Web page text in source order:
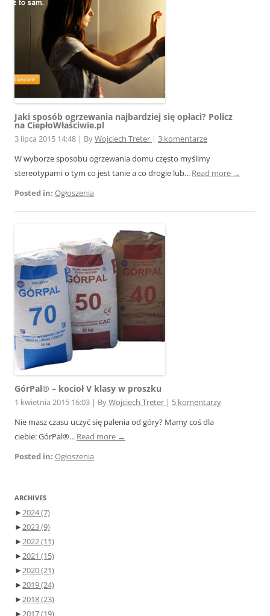
Jaki sposób ogrzewania najbardziej się opłaci? Policz
na CiepłoWłaściwie.pl
3 lipca 2015 14:48 | ByWojciech Treter | 3 komentarze
W wyborze sposobu ogrzewania domu często myślimy
stereotypami o tym co jest tanie a co drogie lub... Read more →
Posted in: Ogłoszenia
GórPal® – kocioł V klasy w proszku
1 kwietnia 2015 16:03 | ByWojciech Treter | 5 komentarzy
Nie masz czasu uczyć się palenia od góry? Mamy coś dla
ciebie: GórPal®... Read more →
Posted in: Ogłoszenia
ARCHIVES
►2024(7)
►2023(9)
►2022(11)
►2021 (15)
►2020(21)
►2019(24)
►2018(23)
► 2017(19)